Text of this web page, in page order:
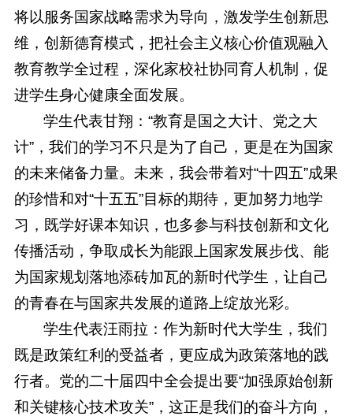
将以服务国家战略需求为导向，激发学生创新思
维，创新德育模式，把社会主义核心价值观融入
教育教学全过程，深化家校社协同育人机制，促
进学生身心健康全面发展。
学生代表甘翔：“教育是国之大计、党之大
计”，我们的学习不只是为了自己，更是在为国家
的未来储备力量。未来，我会带着对“十四五”成果
的珍惜和对“十五五”目标的期待，更加努力地学
习，既学好课本知识，也多参与科技创新和文化
传播活动，争取成长为能跟上国家发展步伐、能
为国家规划落地添砖加瓦的新时代学生，让自己
的青春在与国家共发展的道路上绽放光彩。
学生代表汪雨拉：作为新时代大学生，我们
既是政策红利的受益者，更应成为政策落地的践
行者。党的二十届四中全会提出要“加强原始创新
和关键核心技术攻关”，这正是我们的奋斗方向，